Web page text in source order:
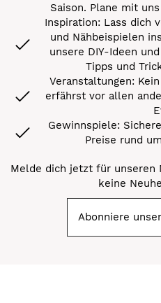
Saison. Plane mit
Inspiration: Lass dich
und Nähbeispielen
unsere DIY-Ideen
Tipps und
Veranstaltungen:
erfährst vor allen
Gewinnspiele:
Preise rund
Melde dich jetzt für unseren
keine
Abonniere